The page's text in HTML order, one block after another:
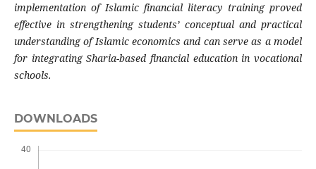
implementation of Islamic financial literacy training proved
effective in strengthening students’ conceptual and practical
understanding of Islamic economics and can serve as a model
for integrating Sharia-based financial education in vocational
schools.
DOWNLOADS